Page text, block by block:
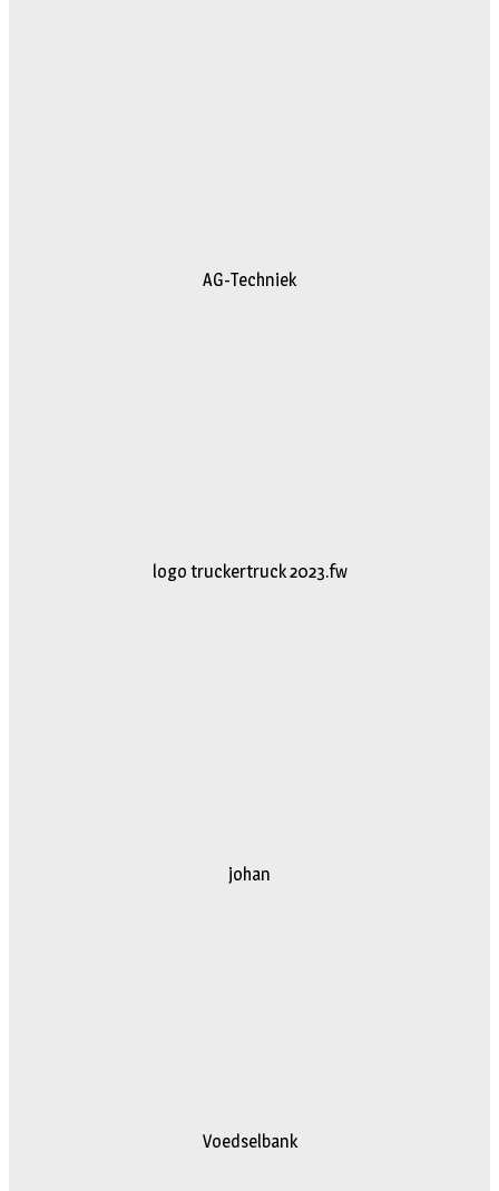
AG-Techniek
logo truckertruck 2023.fw
johan
Voedselbank